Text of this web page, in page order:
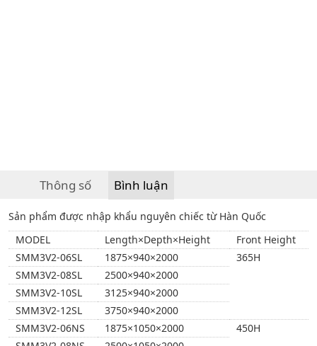
Thông số Bình luận
Sản phẩm được nhập khẩu nguyên chiếc từ Hàn Quốc
MODEL
Length×Depth×Height
Front Height
SMM3V2-06SL
1875×940×2000
365H
SMM3V2-08SL
2500×940×2000
SMM3V2-10SL
3125×940×2000
SMM3V2-12SL
3750×940×2000
SMM3V2-06NS
1875×1050×2000
450H